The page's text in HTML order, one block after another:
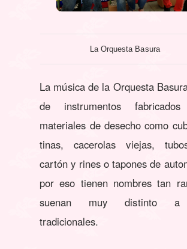
La Orquesta Basura
La música de la Orquesta
de instrumentos
materiales de desecho como
tinas, cacerolas viejas,
cartón y rines o tapones de
por eso tienen nombres tan
suenan muy distinto
tradicionales.